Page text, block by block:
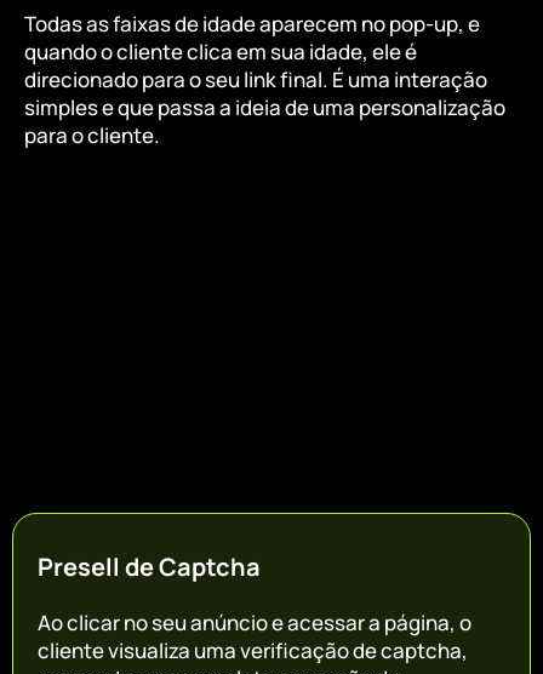
Todas as faixas de idade aparecem no pop-up, e
quando o cliente clica em sua idade, ele é
direcionado para o seu link final. É uma interação
simples e que passa a ideia de uma personalização
para o cliente.
Presell de Captcha
Ao clicar no seu anúncio e acessar a página, o
cliente visualiza uma verificação de captcha,